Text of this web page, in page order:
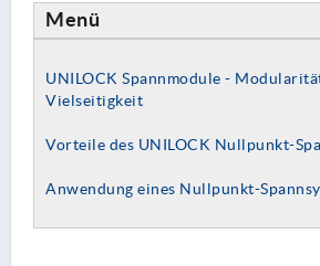
Menü
UNILOCK Spannmodule -
Vielseitigkeit
Vorteile des UNILOCK Nullpunkt-
Anwendung eines Nullpunkt-